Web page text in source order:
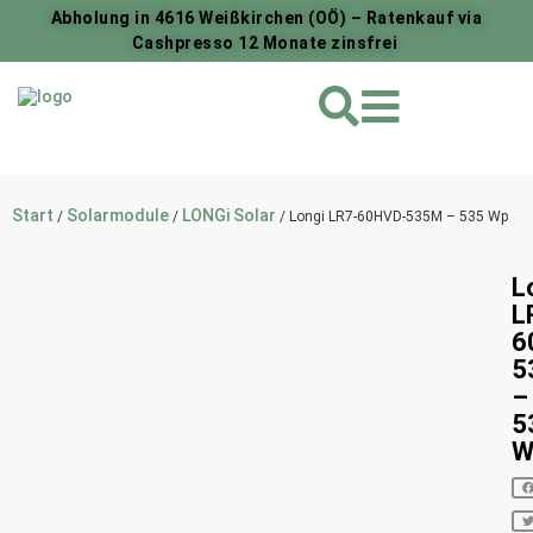
Abholung in 4616 Weißkirchen (OÖ) – Ratenkauf via
Cashpresso 12 Monate zinsfrei
Start / Solarmodule / LONGi Solar / Longi LR7-60HVD-535M – 535 Wp
–